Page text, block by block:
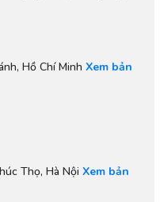
Hồ Chí Minh Xem bản
Thọ, Hà Nội Xem bản